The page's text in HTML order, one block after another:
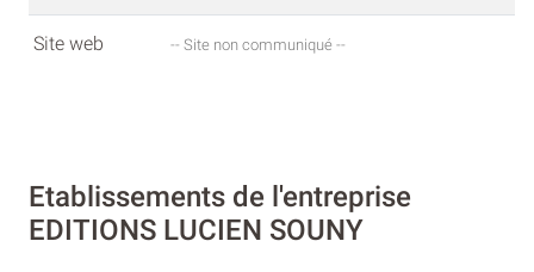
Site web -- Site non communiqué --
Etablissements de l'entreprise
EDITIONS LUCIEN SOUNY